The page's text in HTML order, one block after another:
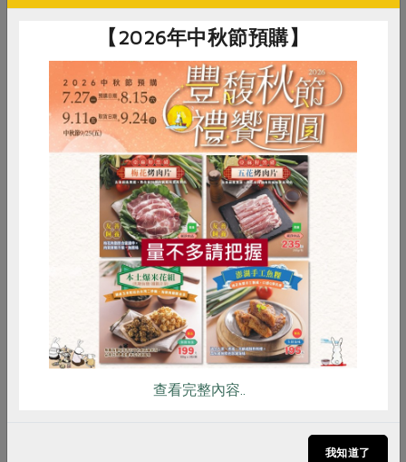
自己，探尋內在既存的健康之源。
RPET 食譜 減硝酸鹽
雞蛋 食安 共同購買
【2026年中秋節預購】
查看完整內容..
我知道了